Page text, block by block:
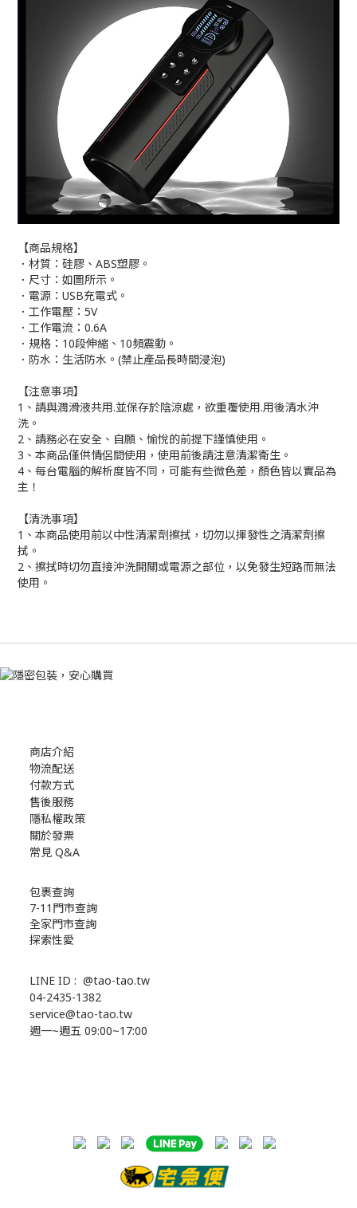
【商品規格】
．材質：硅膠、ABS塑膠。
．尺寸：如圖所示。
．電源：USB充電式。
．工作電壓：5V
．工作電流：0.6A
．規格：10段伸縮、10頻震動。
．防水：生活防水。(禁止產品長時間浸泡)
【注意事項】
1、請與潤滑液共用.並保存於陰涼處，欲重覆使用.用後清水沖
洗。
2、請務必在安全、自願、愉悅的前提下謹慎使用。
3、本商品僅供情侶間使用，使用前後請注意清潔衛生。
4、每台電腦的解析度皆不同，可能有些微色差，顏色皆以實品為
主！
【清洗事項】
1、本商品使用前以中性清潔劑擦拭，切勿以揮發性之清潔劑擦
拭。
2、擦拭時切勿直接沖洗開關或電源之部位，以免發生短路而無法
使用。
商店介紹
物流配送
付款方式
售後服務
隱私權政策
關於發票
常見 Q&A
包裹查詢
7-11門市查詢
全家門市查詢
探索性愛
LINE ID : @tao-tao.tw
04-2435-1382
service@tao-tao.tw
週一~週五 09:00~17:00